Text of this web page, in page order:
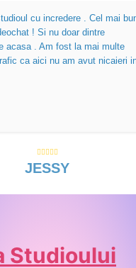
cu incredere . Cel mai
! Si nu doar dintre
acasa . Am fost la mai multe
ca aici nu am avut nicaieri
JESSY
Studioului